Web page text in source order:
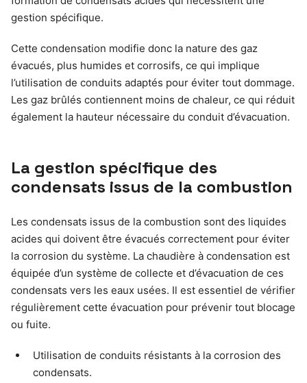
gestion spécifique.
Cette condensation modifie donc la nature des gaz
évacués, plus humides et corrosifs, ce qui implique
l’utilisation de conduits adaptés pour éviter tout dommage.
Les gaz brûlés contiennent moins de chaleur, ce qui réduit
également la hauteur nécessaire du conduit d’évacuation.
La gestion spécifique des
condensats issus de la combustion
Les condensats issus de la combustion sont des liquides
acides qui doivent être évacués correctement pour éviter
la corrosion du système. La chaudière à condensation est
équipée d’un système de collecte et d’évacuation de ces
condensats vers les eaux usées. Il est essentiel de vérifier
régulièrement cette évacuation pour prévenir tout blocage
ou fuite.
Utilisation de conduits résistants à la corrosion des
condensats.